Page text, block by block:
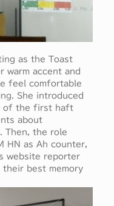
as the Toast
warm accent and
feel comfortable
She introduced
of the first haft
about
Then, the role
HN as Ah counter,
website reporter
their best memory